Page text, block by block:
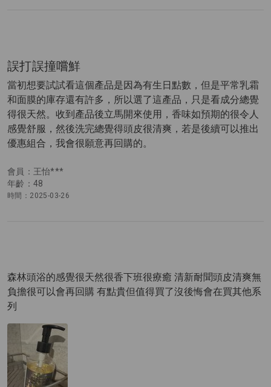
會員：王怡***
年齡：48
時間：2025-03-26
誤打誤撞嚐鮮
當初想要試試看這個產品是因為有生日點數，但是平常乳霜
和面膜的庫存還有許多，所以選了這產品，只是看成分總覺
得很天然。收到產品後立馬開來使用，香味如預期的很令人
感覺舒服，然後洗完總覺得頭皮很清爽，若是後續可以推出
優惠組合，我會很願意再回購的。
森林頭浴的感覺很天然很香下班很療癒 清新耐聞頭皮清爽無
負擔很可以會再回購 有點貴但值得買了沒後悔會在買其他系
列